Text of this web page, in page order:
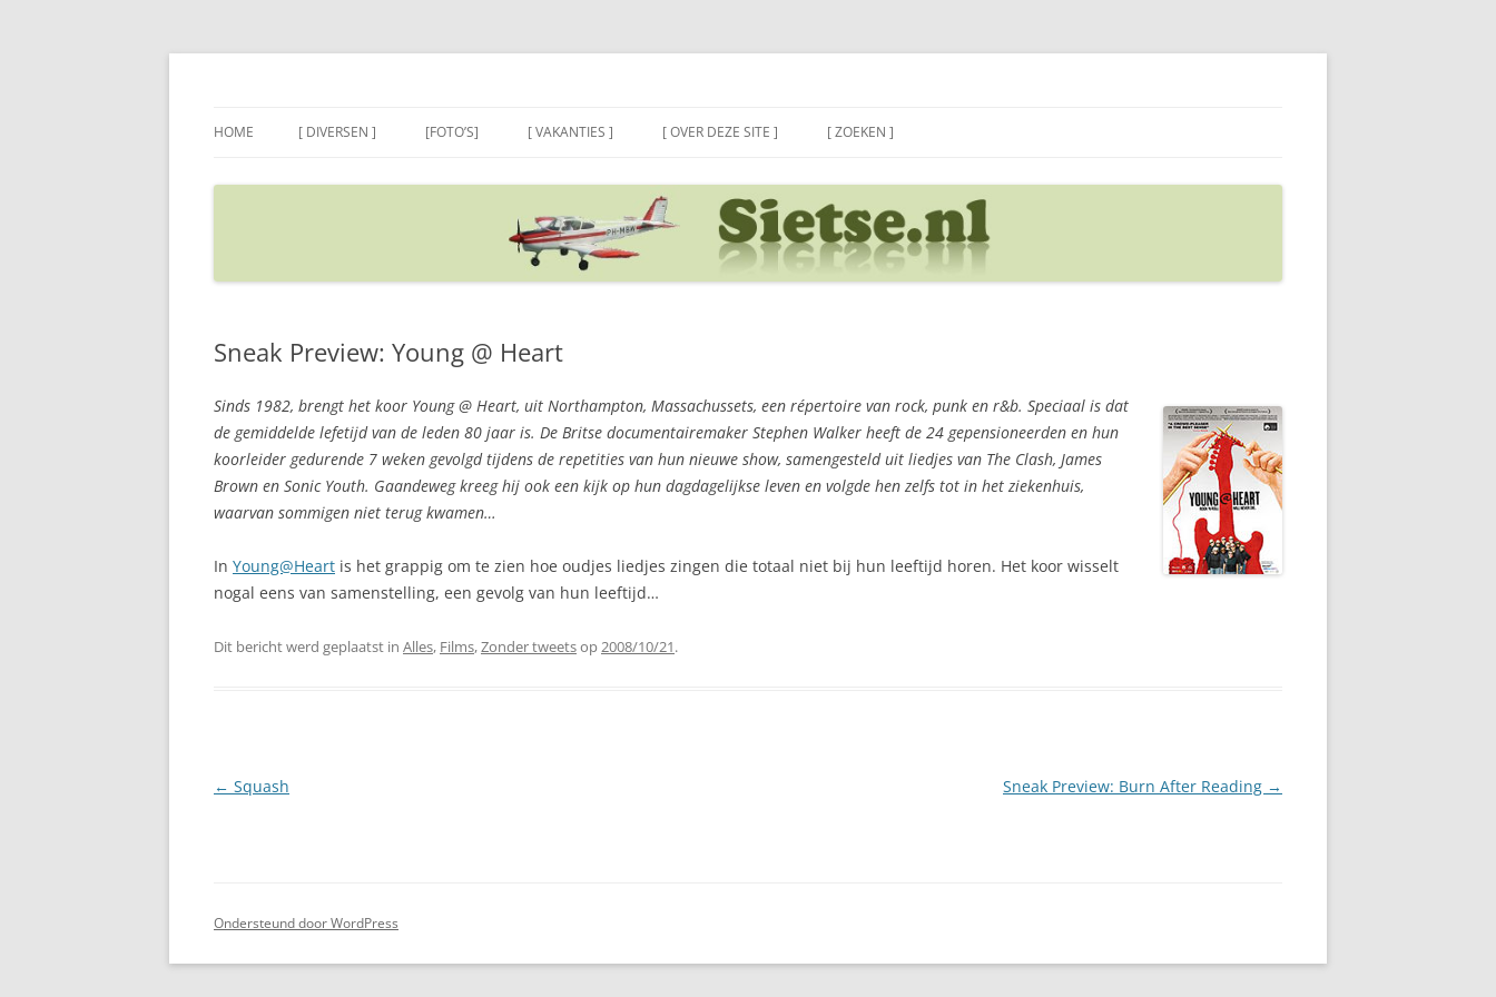
Ga
HOME [ DIVERSEN ] [FOTO’S] [ VAKANTIES ] [ OVER DEZE SITE ] [ ZOEKEN ]
Sneak Preview: Young @ Heart
Sinds 1982, brengt het koor Young @ Heart, uit Northampton, Massachussets, een répertoire van rock, punk en r&b. Speciaal is dat
de gemiddelde lefetijd van de leden 80 jaar is. De Britse documentairemaker Stephen Walker heeft de 24 gepensioneerden en hun
koorleider gedurende 7 weken gevolgd tijdens de repetities van hun nieuwe show, samengesteld uit liedjes van The Clash, James
Brown en Sonic Youth. Gaandeweg kreeg hij ook een kijk op hun dagdagelijkse leven en volgde hen zelfs tot in het ziekenhuis,
waarvan sommigen niet terug kwamen…
In Young@Heart is het grappig om te zien hoe oudjes liedjes zingen die totaal niet bij hun leeftijd horen. Het koor wisselt
nogal eens van samenstelling, een gevolg van hun leeftijd…
Dit bericht werd geplaatst in Alles, Films,Zonder tweetsop2008/10/21.
Berichtnavigatie
← Squash Sneak Preview: Burn After Reading →
Ondersteund door WordPress